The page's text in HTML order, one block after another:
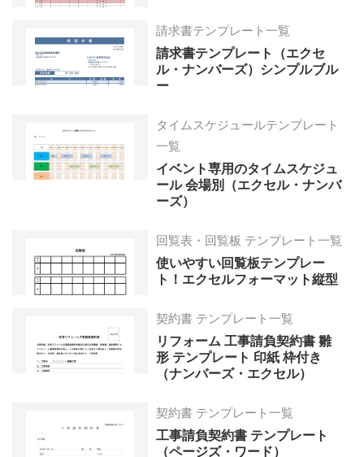
請求書テンプレート一覧
請求書テンプレート（エクセ
ル・ナンバーズ）シンプルブル
ー
タイムスケジュールテンプレート
一覧
イベント専用のタイムスケジュ
ール 会場別（エクセル・ナンバ
ーズ）
回覧表・回覧板 テンプレート一覧
使いやすい回覧板テンプレー
ト！エクセルフォーマット縦型
契約書 テンプレート一覧
リフォーム 工事請負契約書 雛
形 テンプレート 印紙 枠付き
（ナンバーズ・エクセル）
契約書 テンプレート一覧
工事請負契約書 テンプレート
（ページズ・ワード）